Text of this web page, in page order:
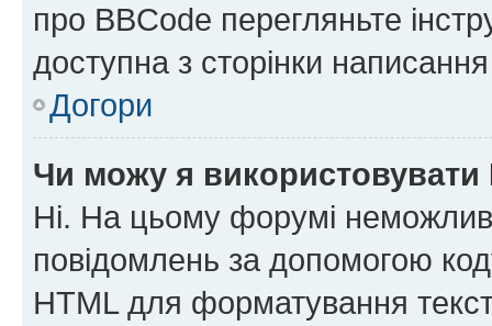
про BBCode перегляньте
доступна з сторінки
Догори
Чи можу я використовувати
Ні. На цьому форумі
повідомлень за допомогою
HTML для форматування